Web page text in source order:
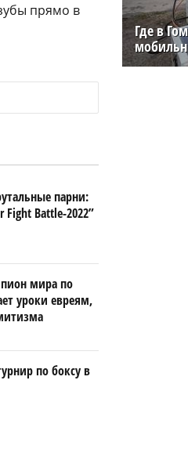
прямо в
парни:
Battle-2022”
мира по
уроки евреям,
по боксу в
Где в